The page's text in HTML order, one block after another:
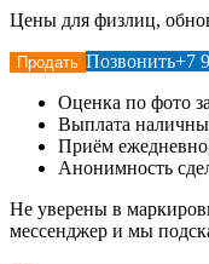
Цены для физлиц,
Продать Позвонить+7
Оценка по фото
Выплата
Приём
Анонимность
Не уверены в
мессенджер и мы